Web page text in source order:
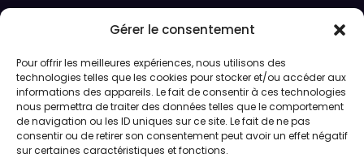
Gérer le consentement
Pour offrir les meilleures expériences, nous utilisons des
technologies telles que les cookies pour stocker et/ou accéder aux
informations des appareils. Le fait de consentir à ces technologies
nous permettra de traiter des données telles que le comportement
de navigation ou les ID uniques sur ce site. Le fait de ne pas
consentir ou de retirer son consentement peut avoir un effet négatif
sur certaines caractéristiques et fonctions.
Ouverture sur rendez-vous uniquement.
Service de peinture et expéditions du lundi au vendredi.
Préparation des expéditions en 24/48h